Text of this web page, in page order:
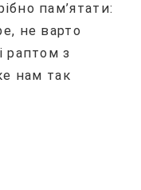
пам’ятати:
не варто
раптом з
нам так